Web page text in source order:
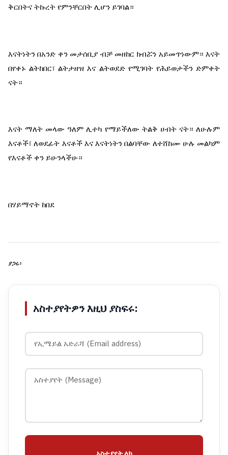
ቅርበትና ትኩረት የምንቸርበት ሊሆን ይገባል።
እናትነትን በአንድ ቀን መታሰቢያ ብቻ መዘከር ክብሯን አይመጥነውም። እናት
በየቀኑ ልትከበር፣ ልትታዘዝ እና ልትወደድ የሚገባት የሕይወታችን ድምቀት
ናት።
እናት ማለት መላው ዓለም ሊተካ የማይችለው ትልቅ ሀብት ናት። ለሁሉም
እናቶች፣ ለወደፊት እናቶች እና እናትነትን በልባቸው ለተሸከሙ ሁሉ መልካም
የእናቶች ቀን ይሁንላችሁ።
በሃይማኖት ከበደ
ያጋሩ፡
አስተያየትዎን እዚህ ያስፍሩ: